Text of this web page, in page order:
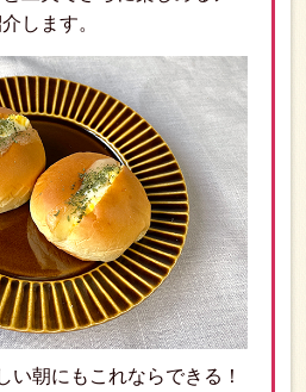
します。
い朝にもこれならできる！